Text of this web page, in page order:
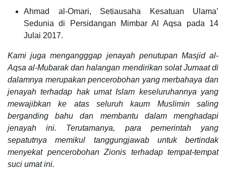
Ahmad al-Omari, Setiausaha Kesatuan Ulama’
Sedunia di Persidangan Mimbar Al Aqsa pada 14
Julai 2017.
Kami juga mengangggap jenayah penutupan Masjid al-
Aqsa al-Mubarak dan halangan mendirikan solat Jumaat di
dalamnya merupakan pencerobohan yang merbahaya dan
jenayah terhadap hak umat Islam keseluruhannya yang
mewajibkan ke atas seluruh kaum Muslimin saling
berganding bahu dan membantu dalam menghadapi
jenayah ini. Terutamanya, para pemerintah yang
sepatutnya memikul tanggungjawab untuk bertindak
menyekat pencerobohan Zionis terhadap tempat-tempat
suci umat ini.